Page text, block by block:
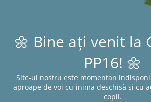
🌼 Bine ați venit la
PP16! 🌼
Site-ul nostru este momentan
aproape de voi cu inima deschisă și cu
copii.